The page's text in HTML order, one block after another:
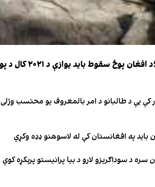
یوازې د ۲۰۲۱ کال د پوځي پېښو له مخې ونه ارزول شي
کې یې د طالبانو د امر بالمعروف یو محتسب وژلی
په افغانستان کې له لاسوهنو ډډه وکړي
سره د سوداګریزو لارو د بیا پرانیستو پرېکړه کوي